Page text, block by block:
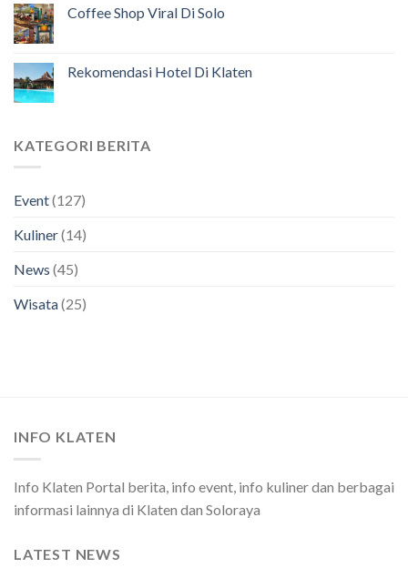
Coffee Shop Viral Di Solo
Rekomendasi Hotel Di Klaten
KATEGORI BERITA
Event(127)
Kuliner(14)
News (45)
Wisata(25)
INFO KLATEN
Info Klaten Portal berita, info event, info kuliner dan berbagai
informasi lainnya di Klaten dan Soloraya
LATEST NEWS